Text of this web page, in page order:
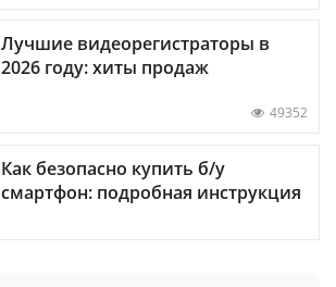
Лучшие видеорегистраторы в
2026 году: хиты продаж
49352
Как безопасно купить б/у
смартфон: подробная инструкция